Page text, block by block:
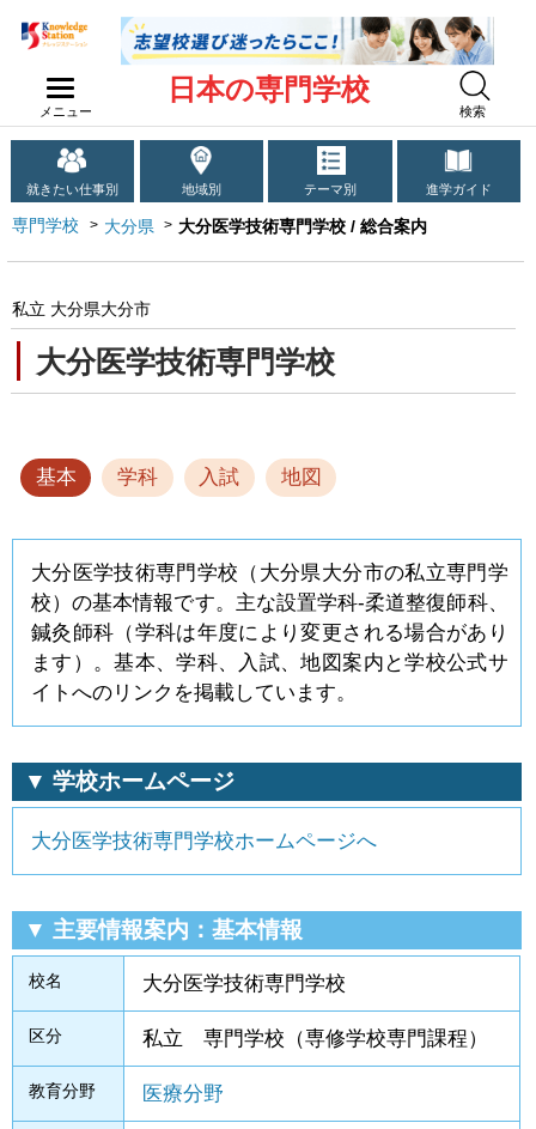
メニュー
日本の専門学校
検索
就きたい仕事別 地域別 テーマ別 進学ガイド
専門学校 大分県 大分医学技術専門学校 / 総合案内
大分医学技術専門学校
私立 大分県大分市
基本 学科 入試 地図
大分医学技術専門学校（大分県大分市の私立専門学
校）の基本情報です。主な設置学科-柔道整復師科、
鍼灸師科（学科は年度により変更される場合があり
ます）。基本、学科、入試、地図案内と学校公式サ
イトへのリンクを掲載しています。
▼ 学校ホームページ
大分医学技術専門学校ホームページへ
▼ 主要情報案内：基本情報
校名 大分医学技術専門学校
区分 私立 専門学校（専修学校専門課程）
教育分野 医療分野